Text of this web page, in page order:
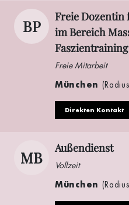
BP
Freie Dozentin
im Bereich
Freie Mitarbeit
München
Direkten Kontakt
MB
Außendienst
Vollzeit
München